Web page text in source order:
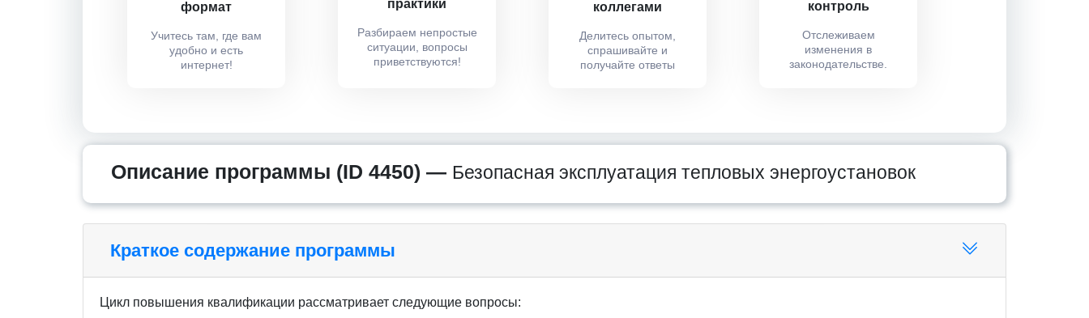
формат
Учитесь там, где вам
удобно и есть
интернет!
практики
Разбираем непростые
ситуации, вопросы
приветствуются!
коллегами
Делитесь опытом,
спрашивайте и
получайте ответы
контроль
Отслеживаем
изменения в
законодательстве.
Описание программы (ID 4450) — Безопасная эксплуатация тепловых энергоустановок
Краткое содержание программы
Цикл повышения квалификации рассматривает следующие вопросы: